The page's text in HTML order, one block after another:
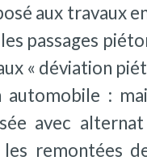
aux travaux
passages
« déviation
automobile :
avec
les remontées